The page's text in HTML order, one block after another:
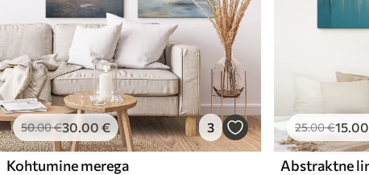
50.00€30.00 € 3
Kohtumine merega
25.00€15.00